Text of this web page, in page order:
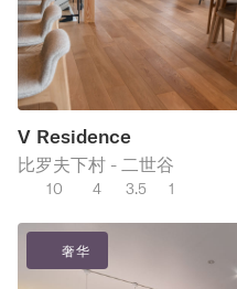
V Residence
比罗夫下村 - 二世谷
10 4 3.5 1
奢华